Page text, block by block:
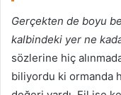
Gerçekten de boyu
kalbindeki yer ne
sözlerine hiç
biliyordu ki ormanda